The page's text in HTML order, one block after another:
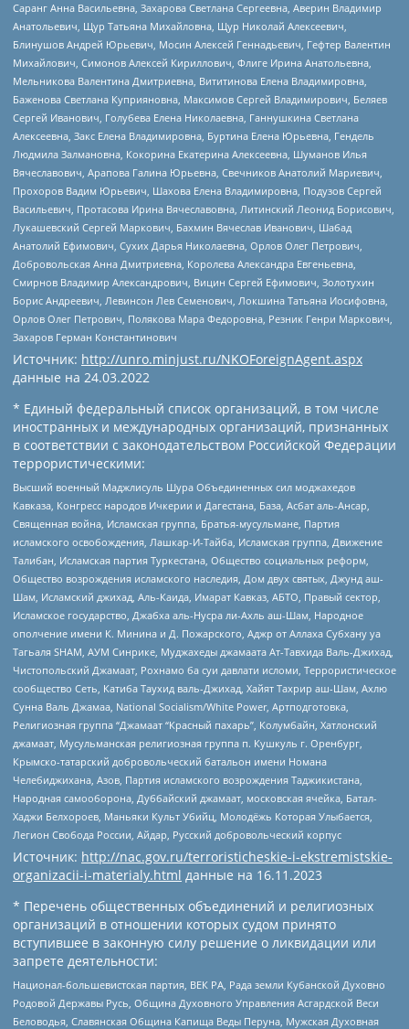
Саранг Анна Васильевна, Захарова Светлана Сергеевна, Аверин Владимир
Анатольевич, Щур Татьяна Михайловна, Щур Николай Алексеевич,
Блинушов Андрей Юрьевич, Мосин Алексей Геннадьевич, Гефтер Валентин
Михайлович, Симонов Алексей Кириллович, Флиге Ирина Анатольевна,
Мельникова Валентина Дмитриевна, Вититинова Елена Владимировна,
Баженова Светлана Куприяновна, Максимов Сергей Владимирович, Беляев
Сергей Иванович, Голубева Елена Николаевна, Ганнушкина Светлана
Алексеевна, Закс Елена Владимировна, Буртина Елена Юрьевна, Гендель
Людмила Залмановна, Кокорина Екатерина Алексеевна, Шуманов Илья
Вячеславович, Арапова Галина Юрьевна, Свечников Анатолий Мариевич,
Прохоров Вадим Юрьевич, Шахова Елена Владимировна, Подузов Сергей
Васильевич, Протасова Ирина Вячеславовна, Литинский Леонид Борисович,
Лукашевский Сергей Маркович, Бахмин Вячеслав Иванович, Шабад
Анатолий Ефимович, Сухих Дарья Николаевна, Орлов Олег Петрович,
Добровольская Анна Дмитриевна, Королева Александра Евгеньевна,
Смирнов Владимир Александрович, Вицин Сергей Ефимович, Золотухин
Борис Андреевич, Левинсон Лев Семенович, Локшина Татьяна Иосифовна,
Орлов Олег Петрович, Полякова Мара Федоровна, Резник Генри Маркович,
Захаров Герман Константинович
Источник: http://unro.minjust.ru/NKOForeignAgent.aspx
данные на 24.03.2022
* Единый федеральный список организаций, в том числе
иностранных и международных организаций, признанных
в соответствии с законодательством Российской Федерации
террористическими:
Высший военный Маджлисуль Шура Объединенных сил моджахедов
Кавказа, Конгресс народов Ичкерии и Дагестана, База, Асбат аль-Ансар,
Священная война, Исламская группа, Братья-мусульмане, Партия
исламского освобождения, Лашкар-И-Тайба, Исламская группа, Движение
Талибан, Исламская партия Туркестана, Общество социальных реформ,
Общество возрождения исламского наследия, Дом двух святых, Джунд аш-
Шам, Исламский джихад, Аль-Каида, Имарат Кавказ, АБТО, Правый сектор,
Исламское государство, Джабха аль-Нусра ли-Ахль аш-Шам, Народное
ополчение имени К. Минина и Д. Пожарского, Аджр от Аллаха Субхану уа
Тагьаля SHAM, АУМ Синрике, Муджахеды джамаата Ат-Тавхида Валь-Джихад,
Чистопольский Джамаат, Рохнамо ба суи давлати исломи, Террористическое
сообщество Сеть, Катиба Таухид валь-Джихад, Хайят Тахрир аш-Шам, Ахлю
Сунна Валь Джамаа, National Socialism/White Power, Артподготовка,
Религиозная группа “Джамаат “Красный пахарь”, Колумбайн, Хатлонский
джамаат, Мусульманская религиозная группа п. Кушкуль г. Оренбург,
Крымско-татарский добровольческий батальон имени Номана
Челебиджихана, Азов, Партия исламского возрождения Таджикистана,
Народная самооборона, Дуббайский джамаат, московская ячейка, Батал-
Хаджи Белхороев, Маньяки Культ Убийц, Молодёжь Которая Улыбается,
Легион Свобода России, Айдар, Русский добровольческий корпус
Источник: http://nac.gov.ru/terroristicheskie-i-ekstremistskie-
organizacii-i-materialy.html данные на 16.11.2023
* Перечень общественных объединений и религиозных
организаций в отношении которых судом принято
вступившее в законную силу решение о ликвидации или
запрете деятельности:
Национал-большевистская партия, ВЕК РА, Рада земли Кубанской Духовно
Родовой Державы Русь, Община Духовного Управления Асгардской Веси
Беловодья, Славянская Община Капища Веды Перуна, Мужская Духовная